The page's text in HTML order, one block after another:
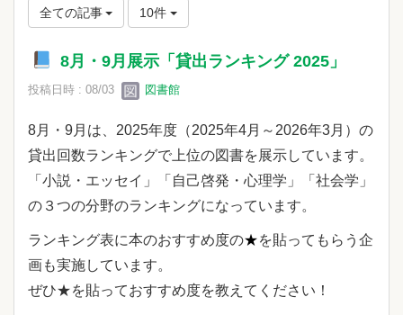
全ての記事 10件
8月・9月展示「貸出ランキング 2025」
投稿日時 : 08/03 図書館
8月・9月は、2025年度（2025年4月～2026年3月）の
貸出回数ランキングで上位の図書を展示しています。
「小説・エッセイ」「自己啓発・心理学」「社会学」
の３つの分野のランキングになっています。
ランキング表に本のおすすめ度の★を貼ってもらう企
画も実施しています。
ぜひ★を貼っておすすめ度を教えてください！